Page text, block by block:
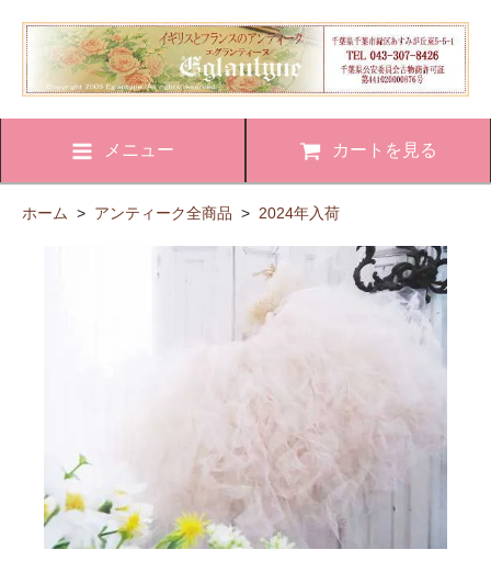
メニュー カートを見る
ホーム > アンティーク全商品 > 2024年入荷